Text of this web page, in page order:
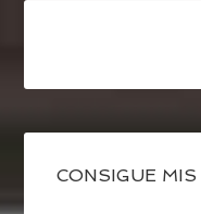
CONSIGUE